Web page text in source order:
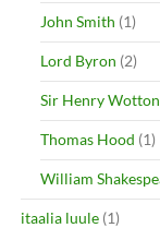
John Smith (1)
Lord Byron (2)
Sir Henry Wotton
Thomas Hood (1)
William
itaalia luule (1)